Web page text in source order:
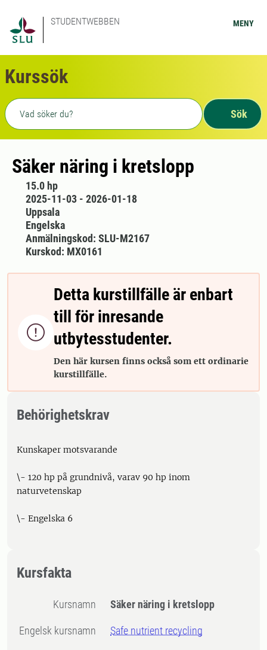
STUDENTWEBBEN MENY
Kurssök
Fritext sökning
Sök
Säker näring i kretslopp
15.0 hp
2025-11-03 - 2026-01-18
Uppsala
Engelska
Anmälningskod: SLU-M2167
Kurskod: MX0161

Detta kurstillfälle är enbart
till för inresande
utbytesstudenter.
Den här kursen finns också som ett ordinarie
kurstillfälle.
Behörighetskrav
Kunskaper motsvarande
\- 120 hp på grundnivå, varav 90 hp inom
naturvetenskap
\- Engelska 6
Kursfakta
Kursnamn Säker näring i kretslopp
Engelsk kursnamn Safe nutrient recycling